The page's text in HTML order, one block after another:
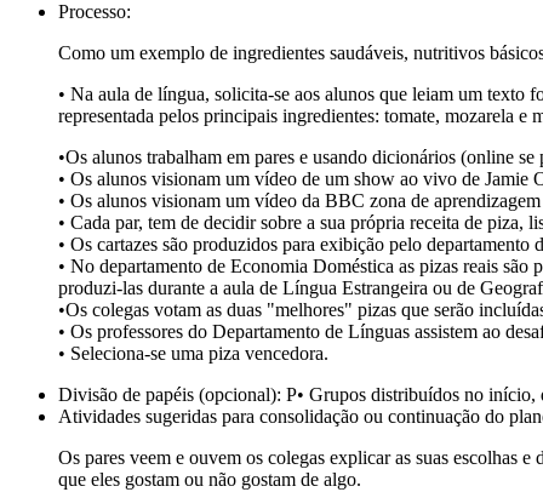
Processo:
Como um exemplo de ingredientes saudáveis, nutritivos
• Na aula de língua, solicita-se aos alunos que leiam um texto
representada pelos principais ingredientes: tomate, mozarela e
•Os alunos trabalham em pares e usando dicionários (online
• Os alunos visionam um vídeo de um show ao vivo de Jamie
• Os alunos visionam um vídeo da BBC zona de
• Cada par, tem de decidir sobre a sua própria receita de
• Os cartazes são produzidos para exibição pelo
• No departamento de Economia Doméstica as pizas reais
produzi-las durante a aula de Língua Estrangeira ou de
•Os colegas votam as duas "melhores" pizas que serão
• Os professores do Departamento de Línguas assistem ao
• Seleciona-se uma piza vencedora.
Divisão de papéis (opcional): P• Grupos distribuídos no início,
Atividades sugeridas para consolidação ou continuação do
Os pares veem e ouvem os colegas explicar as suas escolhas
que eles gostam ou não gostam de algo.